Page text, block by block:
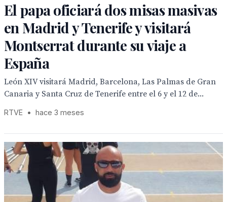
El papa oficiará dos misas masivas
en Madrid y Tenerife y visitará
Montserrat durante su viaje a
España
León XIV visitará Madrid, Barcelona, Las Palmas de Gran
Canaria y Santa Cruz de Tenerife entre el 6 y el 12 de...
RTVE • hace 3 meses